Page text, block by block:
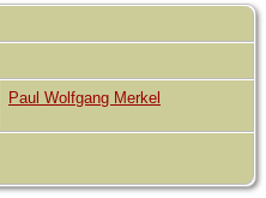
Paul Wolfgang Merkel